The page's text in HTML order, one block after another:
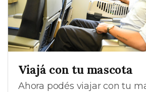
Viajá con tu mascota
Ahora podés viajar con tu